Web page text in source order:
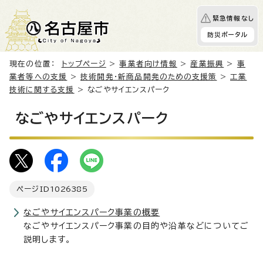
緊急情報なし
防災ポータル
現在の位置： トップページ >事業者向け情報 > 産業振興 > 事
業者等への支援
>技術開発・新商品開発のための支援策 >工業
技術に関する支援
> なごやサイエンスパーク
なごやサイエンスパーク
ページID 1026385
なごやサイエンスパーク事業の概要
なごやサイエンスパーク事業の目的や沿革などについてご
説明します。